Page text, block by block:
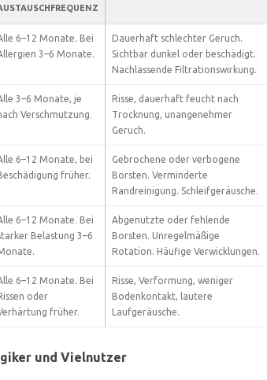
6–12 Monate. Bei
3–6 Monate.
Dauerhaft schlechter Geruch.
Sichtbar dunkel oder beschädigt.
Nachlassende Filtrationswirkung.
3–6 Monate, je
Verschmutzung.
Risse, dauerhaft feucht nach
Trocknung, unangenehmer
Geruch.
6–12 Monate, bei
früher.
Gebrochene oder verbogene
Borsten. Verminderte
Randreinigung. Schleifgeräusche.
6–12 Monate. Bei
Belastung 3–6
Abgenutzte oder fehlende
Borsten. Unregelmäßige
Rotation. Häufige Verwicklungen.
6–12 Monate. Bei
oder
früher.
Risse, Verformung, weniger
Bodenkontakt, lautere
Laufgeräusche.
und Vielnutzer